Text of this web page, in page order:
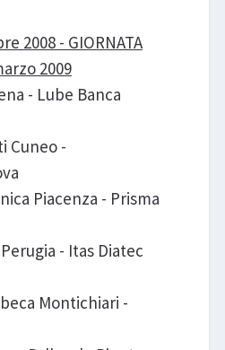
2008 - GIORNATA
2009
- Lube Banca
Cuneo -
Piacenza - Prisma
- Itas Diatec
Montichiari -